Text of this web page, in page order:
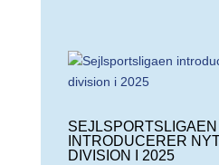
SEJLSPORTSLIGAEN
INTRODUCERER
DIVISION I 2025